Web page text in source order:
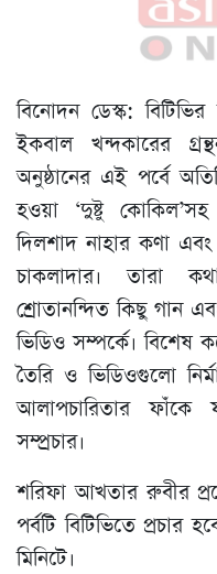
বিনোদন ডেস্ক:
ইকবাল খন্দকারের
অনুষ্ঠানের এই পর্বে
হওয়া ‘দুষ্টু
দিলশাদ নাহার কণা
চাকলাদার। তারা
শ্রোতানন্দিত কিছু গান
ভিডিও সম্পর্কে। বিশেষ
তৈরি ও ভিডিওগুলো
আলাপচারিতার ফাঁকে
সম্প্রচার।
শরিফা আখতার রুবীর
পর্বটি বিটিভিতে
মিনিটে।